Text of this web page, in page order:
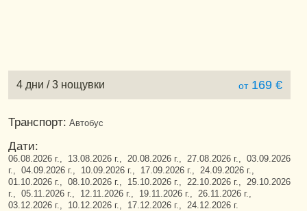
4 дни / 3 нощувки от169 €
Транспорт: Автобус
Дати:
06.08.2026 г., 13.08.2026 г., 20.08.2026 г., 27.08.2026 г., 03.09.2026
г., 04.09.2026 г., 10.09.2026 г., 17.09.2026 г., 24.09.2026 г.,
01.10.2026 г., 08.10.2026 г., 15.10.2026 г., 22.10.2026 г., 29.10.2026
г., 05.11.2026 г., 12.11.2026 г., 19.11.2026 г., 26.11.2026 г.,
03.12.2026 г., 10.12.2026 г., 17.12.2026 г., 24.12.2026 г.